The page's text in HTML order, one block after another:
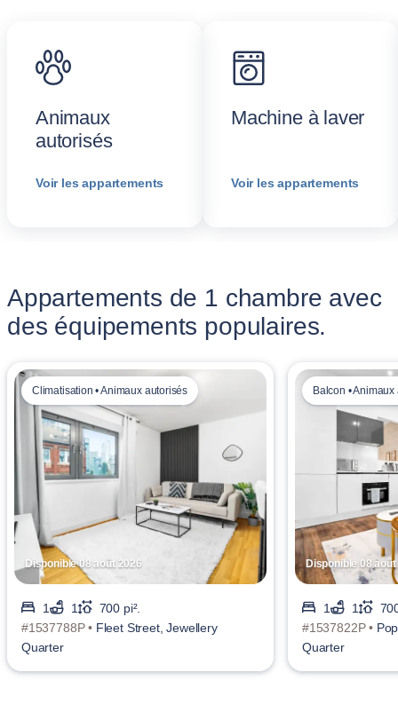
Animaux
autorisés
Voir les appartements
Machine à laver
Voir les appartements
Appartements de 1 chambre avec
des équipements populaires.
Disponible 08 août 2026
Climatisation • Animaux autorisés
1 1
700 pi².
#1537788P • Fleet Street, Jewellery
Quarter
Disponible 08 août
Balcon •
1 1
#1537822P •
Quarter